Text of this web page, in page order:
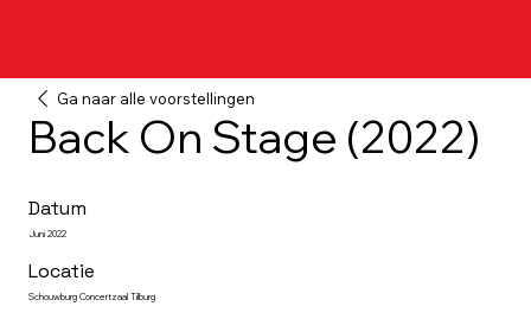
Back On Stage (2022)
Datum
Juni 2022
Locatie
Schouwburg Concertzaal Tilburg
Ga naar alle voorstellingen